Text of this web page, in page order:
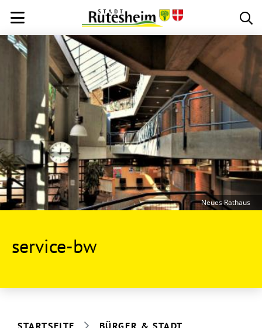
service-bw
Neues Rathaus
STARTSEITE
BÜRGER & STADT